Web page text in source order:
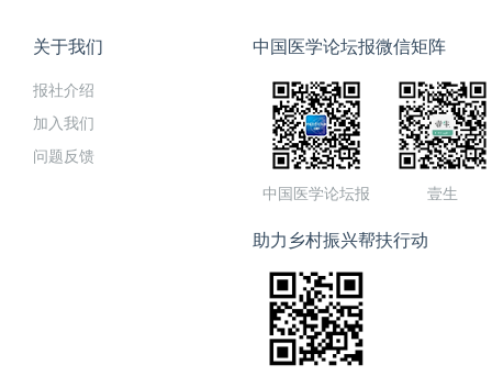
关于我们
报社介绍
加入我们
问题反馈
中国医学论坛报微信矩阵
中国医学论坛报 壹生
助力乡村振兴帮扶行动